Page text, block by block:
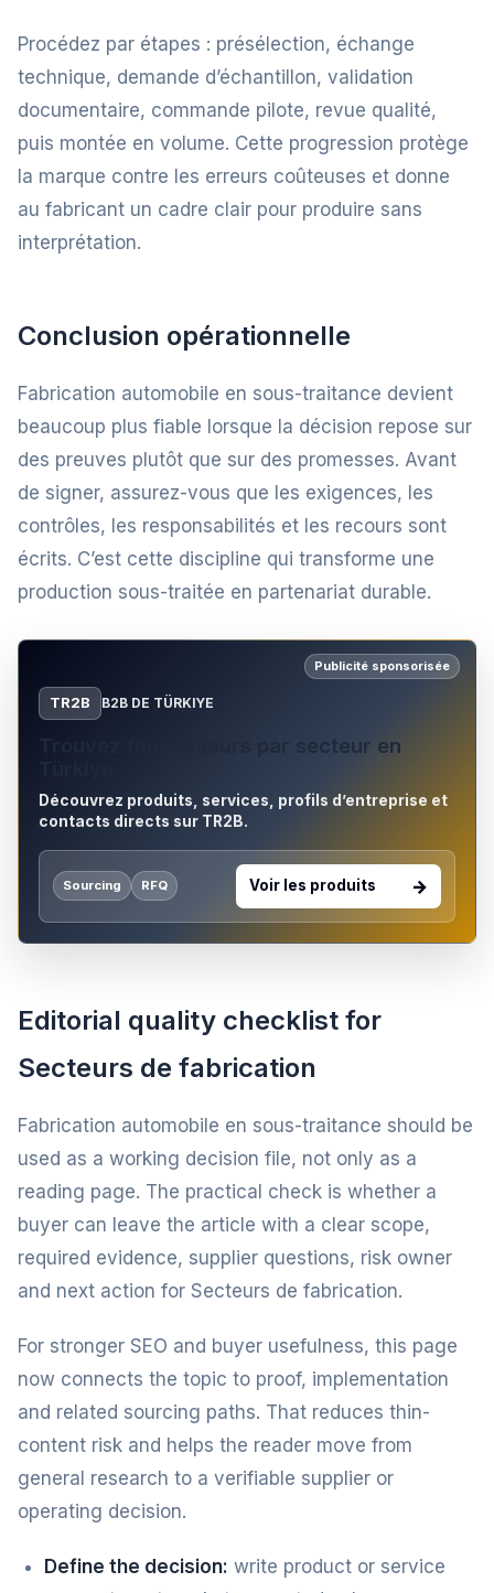
Procédez par étapes : présélection, échange
technique, demande d’échantillon, validation
documentaire, commande pilote, revue qualité,
puis montée en volume. Cette progression protège
la marque contre les erreurs coûteuses et donne
au fabricant un cadre clair pour produire sans
interprétation.
Conclusion opérationnelle
Fabrication automobile en sous-traitance devient
beaucoup plus fiable lorsque la décision repose sur
des preuves plutôt que sur des promesses. Avant
de signer, assurez-vous que les exigences, les
contrôles, les responsabilités et les recours sont
écrits. C’est cette discipline qui transforme une
production sous-traitée en partenariat durable.
Publicité sponsorisée
TR2B B2B DE TÜRKIYE
Trouvez fournisseurs par secteur en
Découvrez produits, services, profils d’entreprise et
contacts directs sur TR2B.
Sourcing RFQ Voir les produits
Editorial quality checklist for
Secteurs de fabrication
Fabrication automobile en sous-traitance should be
used as a working decision file, not only as a
reading page. The practical check is whether a
buyer can leave the article with a clear scope,
required evidence, supplier questions, risk owner
and next action for Secteurs de fabrication.
For stronger SEO and buyer usefulness, this page
now connects the topic to proof, implementation
and related sourcing paths. That reduces thin-
content risk and helps the reader move from
general research to a verifiable supplier or
operating decision.
Define the decision: write product or service